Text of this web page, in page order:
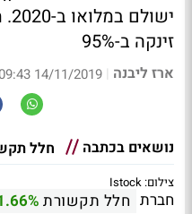
זינקה ב-95%
ארז ליבנה |
14/11/2019 09:43
נושאים בכתבה חלל
צילום: Istock
חברת חלל תקשורת